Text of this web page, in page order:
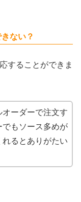
ない？
することができま
ーダーで注文す
もソース多めが
るとありがたい